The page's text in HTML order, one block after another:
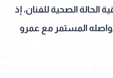
الحالة الصحية للفنان، إذ
المستمر مع عمرو